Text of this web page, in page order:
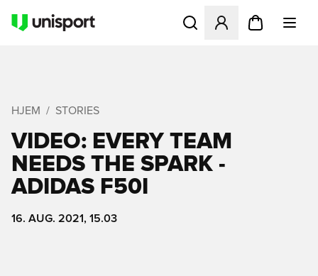
Åbner en Modal til at
HJEM STORIES
VIDEO: EVERY TEAM
NEEDS THE SPARK -
ADIDAS F50I
16. AUG. 2021, 15.03